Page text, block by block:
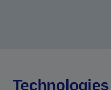
Technologies